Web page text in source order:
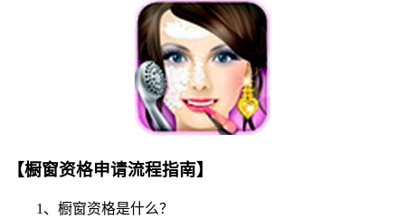
【橱窗资格申请流程指南】
1、橱窗资格是什么？